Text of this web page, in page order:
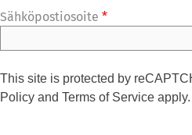
Sähköpostiosoite *
This site is protected by
Policy and Terms of Service apply.